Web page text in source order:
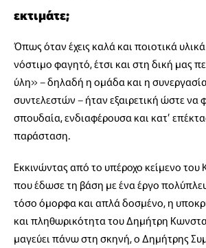
εκτιμάτε;
Όπως όταν έχεις καλά και ποιοτικά υλικά
νόστιμο φαγητό, έτσι και στη δική μας
ύλη» – δηλαδή η ομάδα και η
συντελεστών – ήταν εξαιρετική ώστε να
σπουδαία, ενδιαφέρουσα και κατ’
παράσταση.
Εκκινώντας από το υπέροχο κείμενο
που έδωσε τη βάση με ένα έργο
τόσο όμορφα και απλά δοσμένο, η
και πληθωρικότητα του Δημήτρη
μαγεύει πάνω στη σκηνή, ο Δημήτρης